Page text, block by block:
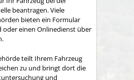
beantragen. Viele
bieten ein Formular
oder einen Onlinedienst über
teilt Ihrem Fahrzeug
ichen zu und bringt dort die
und